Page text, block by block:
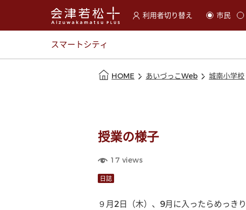
利用者切り替え
選択すると利用者の切替が発
市民
スマートシティ
HOME あいづっこWeb 城南小学校
授業の様子
17 views
日誌
９月2日（木）、9月に入ったらめっき